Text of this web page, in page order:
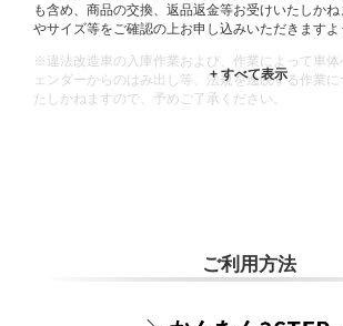
も含め、商品の交換、返品返金等お受けいたしか
やサイズ等をご確認の上お申し込みいただきますよ
※違法改造車の入庫作業および、作業によって車体
ェンダーからのはみ出し等、法規を逸脱する作業
たしかねますので、予めご了承ください。
ご利用方法